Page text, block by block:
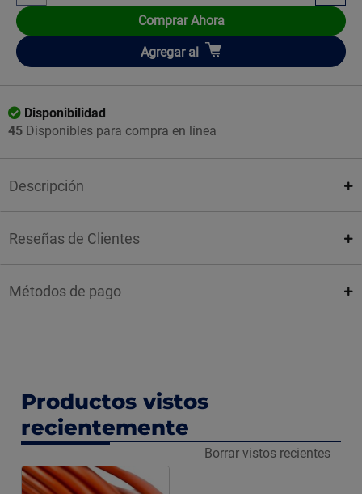
Comprar Ahora
Añadir
Agregar al
Disponibilidad
45 Disponibles para compra en línea
Descripción
Reseñas de Clientes
Métodos de pago
Productos vistos
recientemente
Borrar vistos recientes